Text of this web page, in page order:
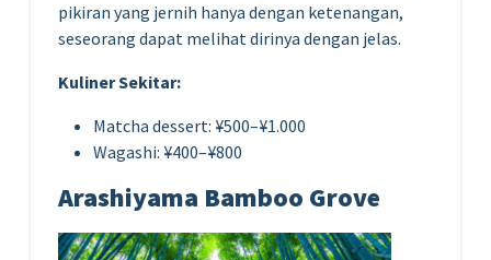
pikiran yang jernih hanya dengan ketenangan,
seseorang dapat melihat dirinya dengan jelas.
Kuliner Sekitar:
Matcha dessert: ¥500–¥1.000
Wagashi: ¥400–¥800
Arashiyama Bamboo Grove